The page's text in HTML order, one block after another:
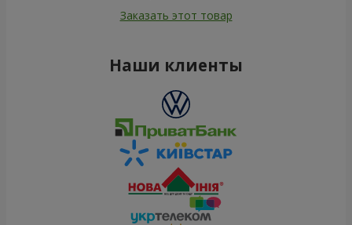
Заказать этот товар
Наши клиенты